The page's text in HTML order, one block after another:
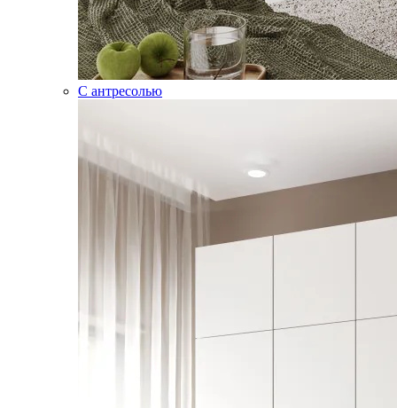
С антресолью